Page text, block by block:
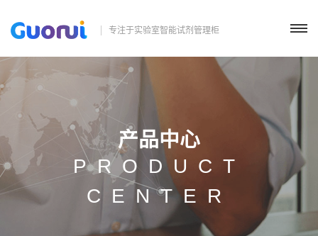
专注于实验室智能试剂管理柜
产品中心
PRODUCT
CENTER